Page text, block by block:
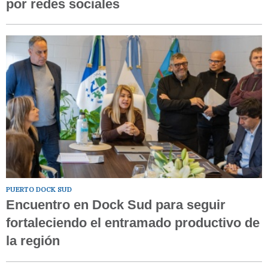
por redes sociales
PUERTO DOCK SUD
Encuentro en Dock Sud para seguir
fortaleciendo el entramado productivo de
la región